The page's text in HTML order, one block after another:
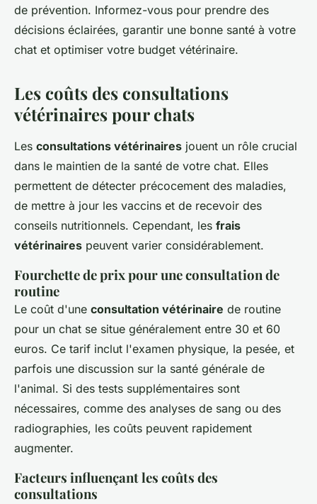
de prévention. Informez-vous pour prendre des
décisions éclairées, garantir une bonne santé à votre
chat et optimiser votre budget vétérinaire.
Les coûts des consultations
vétérinaires pour chats
Les consultations vétérinaires jouent un rôle crucial
dans le maintien de la santé de votre chat. Elles
permettent de détecter précocement des maladies,
de mettre à jour les vaccins et de recevoir des
conseils nutritionnels. Cependant, les frais
vétérinaires peuvent varier considérablement.
Fourchette de prix pour une consultation de
routine
Le coût d'une consultation vétérinaire de routine
pour un chat se situe généralement entre 30 et 60
euros. Ce tarif inclut l'examen physique, la pesée, et
parfois une discussion sur la santé générale de
l'animal. Si des tests supplémentaires sont
nécessaires, comme des analyses de sang ou des
radiographies, les coûts peuvent rapidement
augmenter.
Facteurs influençant les coûts des
consultations